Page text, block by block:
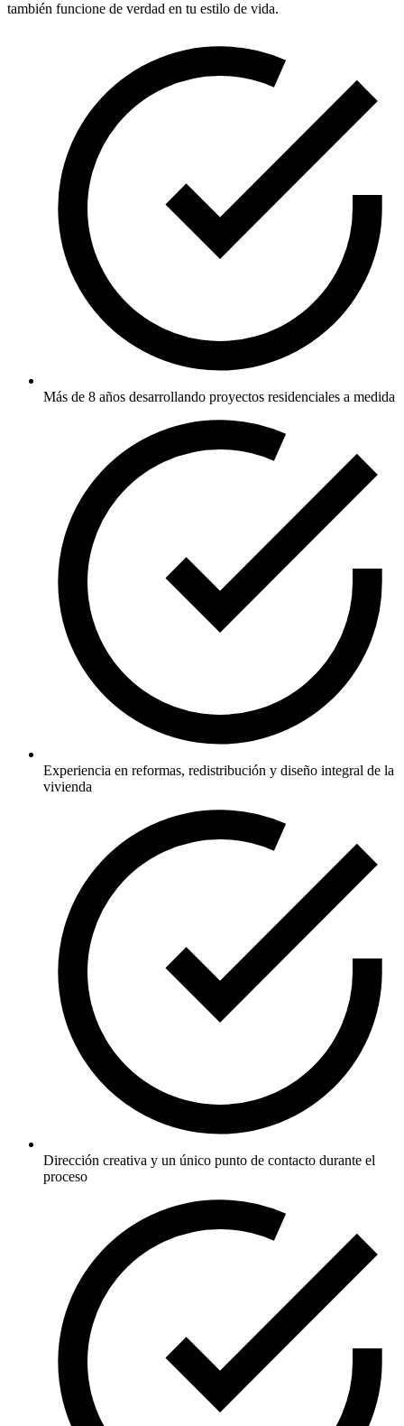
también funcione de verdad en tu estilo de vida.
Más de 8 años desarrollando proyectos residenciales a medida
Experiencia en reformas, redistribución y diseño integral de la
vivienda
Dirección creativa y un único punto de contacto durante el
proceso